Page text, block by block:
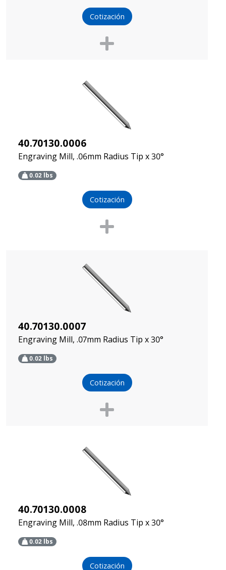
Cotización
40.70130.0006
Engraving Mill, .06mm Radius Tip x 30°
0.02 lbs
Cotización
40.70130.0007
Engraving Mill, .07mm Radius Tip x 30°
0.02 lbs
Cotización
40.70130.0008
Engraving Mill, .08mm Radius Tip x 30°
0.02 lbs
Cotización